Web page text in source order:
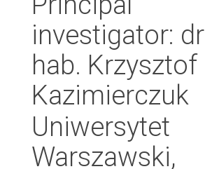
investigator: dr
hab. Krzysztof
Kazimierczuk
Uniwersytet
Warszawski,